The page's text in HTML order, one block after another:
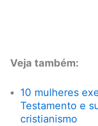
Veja também:
10 mulheres
Testamento e
cristianismo